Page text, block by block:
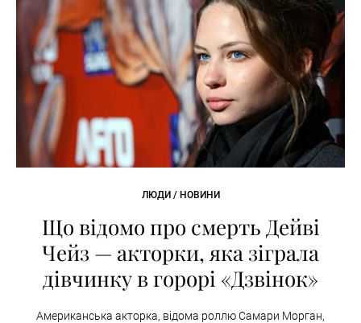
ЛЮДИ / НОВИНИ
Що відомо про смерть Дейві
Чейз — акторки, яка зіграла
дівчинку в горорі «Дзвінок»
Американська акторка, відома роллю Самари Морган,